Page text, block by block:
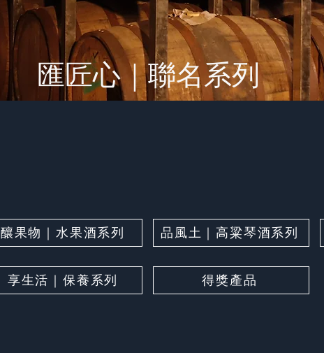
匯匠心｜聯名系列
釀果物｜水果酒系列 品風土｜高粱琴酒系列
享生活｜保養系列 得獎產品